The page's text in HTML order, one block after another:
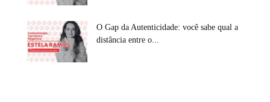
O Gap da Autenticidade: você sabe qual a
distância entre o...